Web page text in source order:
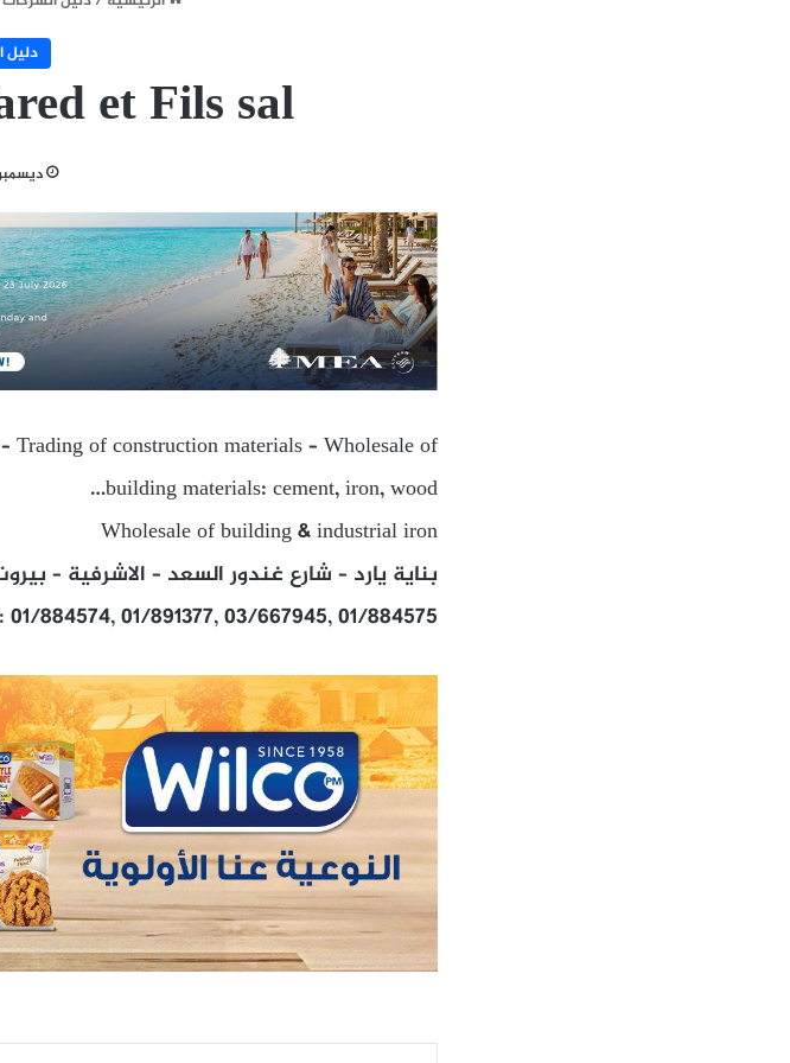
دليل
et Fils sal
ديسمبر 22,
Trading of construction materials – Wholesale of
building materials: cement, iron, wood…
Wholesale of building & industrial iron
بناية يارد – شارع غندور السعد – الاشرفية –
01/884574, 01/891377, 03/667945, 01/884575